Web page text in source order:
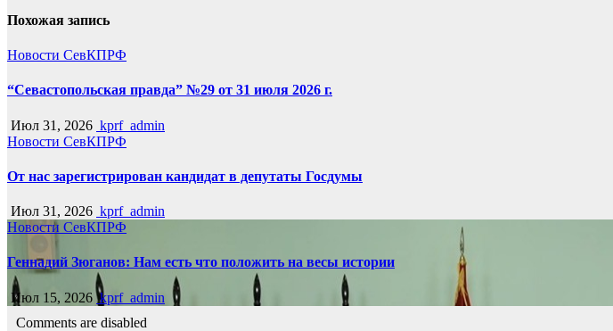
Похожая запись
Новости СевКПРФ
“Севастопольская правда” №29 от 31 июля 2026 г.
Июл 31, 2026 kprf_admin
Новости СевКПРФ
От нас зарегистрирован кандидат в депутаты Госдумы
Июл 31, 2026 kprf_admin
Новости СевКПРФ
Геннадий Зюганов: Нам есть что положить на весы истории
Июл 15, 2026 kprf_admin
Comments are disabled